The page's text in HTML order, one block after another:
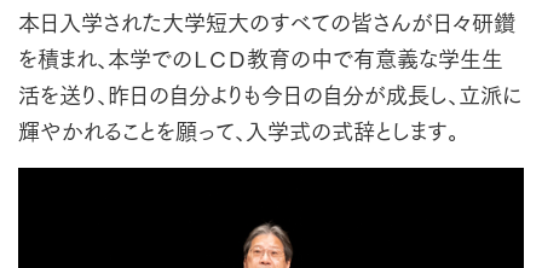
本日入学された大学短大のすべての皆さんが日々研鑽
を積まれ、本学でのＬＣＤ教育の中で有意義な学生生
活を送り、昨日の自分よりも今日の自分が成長し、立派に
輝やかれることを願って、入学式の式辞とします。